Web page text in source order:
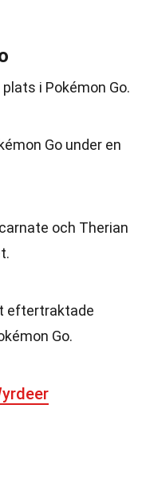
i Pokémon Go.
Go under en
och Therian
eftertraktade
Go.